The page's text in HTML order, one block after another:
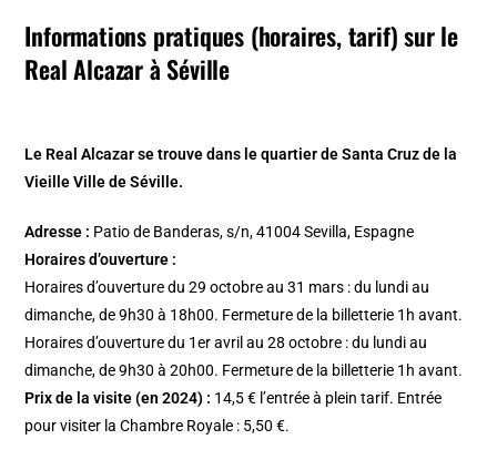
Informations pratiques (horaires, tarif) sur le
Real Alcazar à Séville
Le Real Alcazar se trouve dans le quartier de Santa Cruz de la
Vieille Ville de Séville.
Adresse : Patio de Banderas, s/n, 41004 Sevilla, Espagne
Horaires d’ouverture :
Horaires d’ouverture du 29 octobre au 31 mars : du lundi au
dimanche, de 9h30 à 18h00. Fermeture de la billetterie 1h avant.
Horaires d’ouverture du 1er avril au 28 octobre : du lundi au
dimanche, de 9h30 à 20h00. Fermeture de la billetterie 1h avant.
Prix de la visite (en 2024) : 14,5 € l’entrée à plein tarif. Entrée
pour visiter la Chambre Royale : 5,50 €.